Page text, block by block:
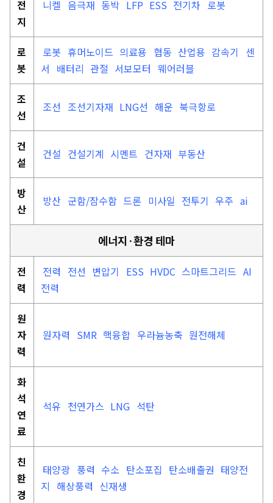
전
지
니켈 음극재 동박 LFP ESS 전기차 로봇
로
봇
로봇 휴머노이드 의료용 협동 산업용 감속기 센
서 배터리 관절 서보모터 웨어러블
조
선
조선 조선기자재 LNG선 해운 북극항로
건
설
건설 건설기계 시멘트 건자재 부동산
방
산
방산 군함/잠수함 드론 미사일 전투기 우주 ai
에너지·환경 테마
전
력
전력 전선 변압기 ESS HVDC 스마트그리드 AI
전력
원
자
력
원자력 SMR 핵융합 우라늄농축 원전해체
화
석
연
료
석유 천연가스 LNG 석탄
친
환
경
태양광 풍력 수소 탄소포집 탄소배출권 태양전
지 해상풍력 신재생